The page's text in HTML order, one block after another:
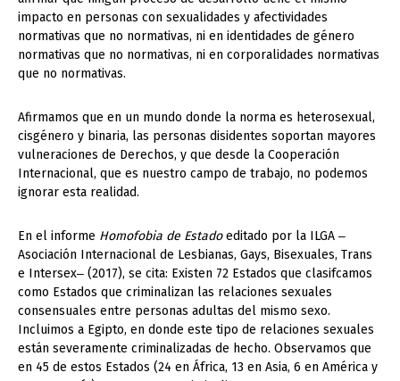
impacto en personas con sexualidades y afectividades
normativas que no normativas, ni en identidades de género
normativas que no normativas, ni en corporalidades normativas
que no normativas.
Afirmamos que en un mundo donde la norma es heterosexual,
cisgénero y binaria, las personas disidentes soportan mayores
vulneraciones de Derechos, y que desde la Cooperación
Internacional, que es nuestro campo de trabajo, no podemos
ignorar esta realidad.
En el informe Homofobia de Estadoeditado por la ILGA ‒
Asociación Internacional de Lesbianas, Gays, Bisexuales, Trans
e Intersex‒ (2017), se cita: Existen 72 Estados que clasifcamos
como Estados que criminalizan las relaciones sexuales
consensuales entre personas adultas del mismo sexo.
Incluimos a Egipto, en donde este tipo de relaciones sexuales
están severamente criminalizadas de hecho. Observamos que
en 45 de estos Estados (24 en África, 13 en Asia, 6 en América y